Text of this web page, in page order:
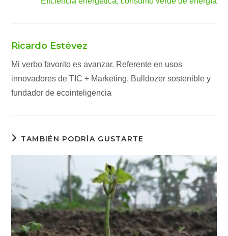
Ricardo Estévez
Mi verbo favorito es avanzar. Referente en usos
innovadores de TIC + Marketing. Bulldozer sostenible y
fundador de ecointeligencia
TAMBIÉN PODRÍA GUSTARTE